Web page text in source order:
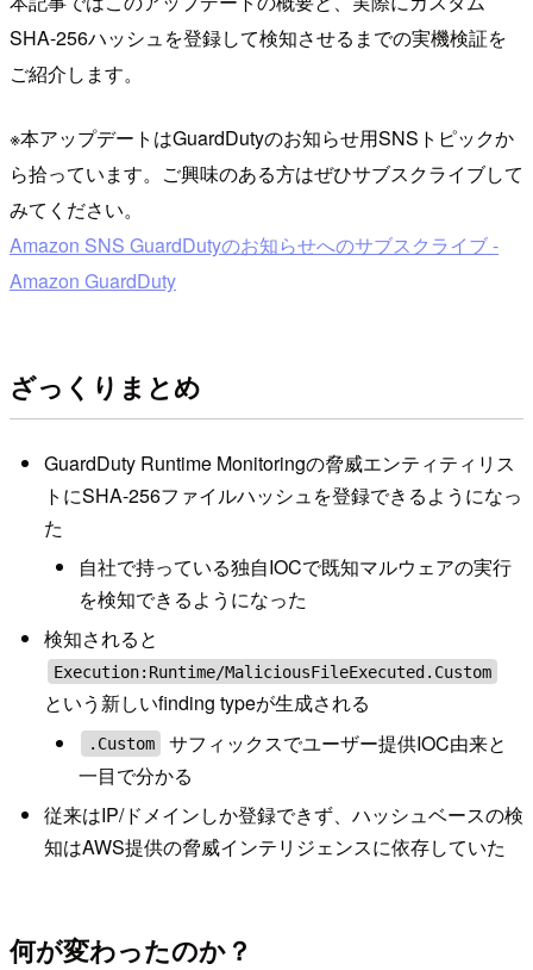
SHA-256ハッシュを登録して検知させるまでの実機検証を
ご紹介します。
※本アップデートはGuardDutyのお知らせ用SNSトピックか
ら拾っています。ご興味のある方はぜひサブスクライブして
みてください。
Amazon SNS GuardDutyのお知らせへのサブスクライブ -
Amazon GuardDuty
ざっくりまとめ
GuardDuty Runtime Monitoringの脅威エンティティリス
トにSHA-256ファイルハッシュを登録できるようになっ
た
自社で持っている独自IOCで既知マルウェアの実行
を検知できるようになった
検知されると
Execution:Runtime/MaliciousFileExecuted.Custom
という新しいfinding typeが生成される
.Custom
サフィックスでユーザー提供IOC由来と
一目で分かる
従来はIP/ドメインしか登録できず、ハッシュベースの検
知はAWS提供の脅威インテリジェンスに依存していた
何が変わったのか？